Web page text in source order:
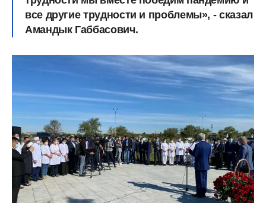
все другие трудности и проблемы», - сказал
Амандык Габбасович.